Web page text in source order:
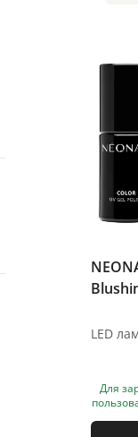
Для